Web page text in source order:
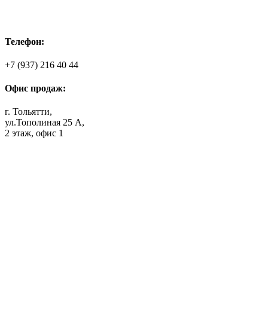
Телефон:
+7 (937) 216 40 44
Офис продаж:
г. Тольятти,
ул.Тополиная 25 А,
2 этаж, офис 1